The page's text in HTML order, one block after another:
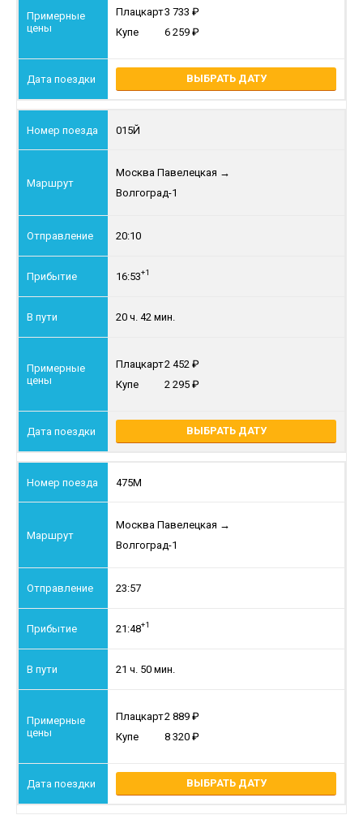
Плацкарт3 733
Купе
6 259
ВЫБРАТЬ ДАТУ
015Й
Москва Павелецкая →
Волгоград-1
20:10
16:53+1
20 ч. 42 мин.
Плацкарт2 452
Купе
2 295
ВЫБРАТЬ ДАТУ
475М
Москва Павелецкая →
Волгоград-1
23:57
21:48+1
21 ч. 50 мин.
Плацкарт2 889
Купе
8 320
ВЫБРАТЬ ДАТУ